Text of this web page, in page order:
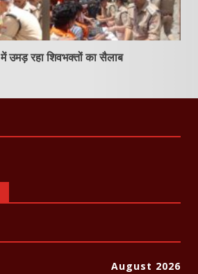
उमड़ रहा शिवभक्तों का सैलाब
August 2026